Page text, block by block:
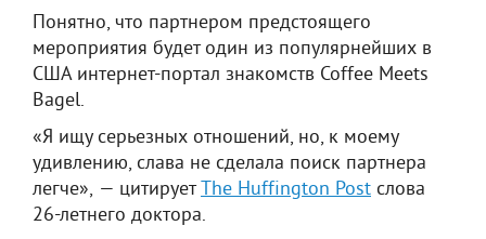
Понятно, что партнером предстоящего
мероприятия будет один из популярнейших в
США интернет-портал знакомств Coffee Meets
Bagel.
«Я ищу серьезных отношений, но, к моему
удивлению, слава не сделала поиск партнера
легче», — цитируетThe Huffington Post слова
26-летнего доктора.